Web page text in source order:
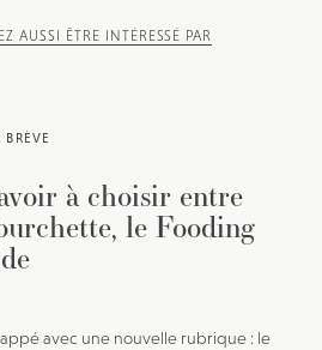
AUSSI ÊTRE INTÉRESSÉ PAR
BRÈVE
à choisir entre
le Fooding
avec une nouvelle rubrique : le